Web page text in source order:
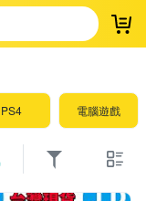
登
PS4 電腦遊戲